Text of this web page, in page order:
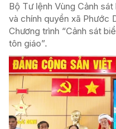
Bộ Tư lệnh Vùng Cảnh
và chính quyền xã Phước
Chương trình “Cảnh sát
tôn giáo”.